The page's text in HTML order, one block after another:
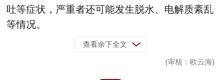
吐等症状，严重者还可能发生脱水、电解质紊乱
等情况。
查看余下全文
(审核：欧云海)